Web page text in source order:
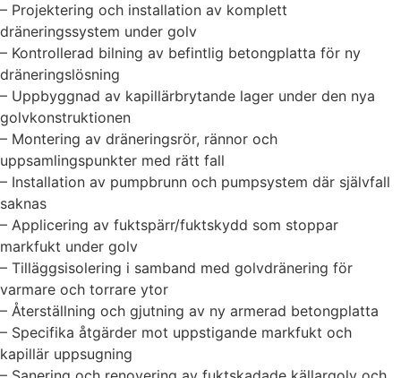
– Projektering och installation av komplett
dräneringssystem under golv
– Kontrollerad bilning av befintlig betongplatta för ny
dräneringslösning
– Uppbyggnad av kapillärbrytande lager under den nya
golvkonstruktionen
– Montering av dräneringsrör, rännor och
uppsamlingspunkter med rätt fall
– Installation av pumpbrunn och pumpsystem där självfall
saknas
– Applicering av fuktspärr/fuktskydd som stoppar
markfukt under golv
– Tilläggsisolering i samband med golvdränering för
varmare och torrare ytor
– Återställning och gjutning av ny armerad betongplatta
– Specifika åtgärder mot uppstigande markfukt och
kapillär uppsugning